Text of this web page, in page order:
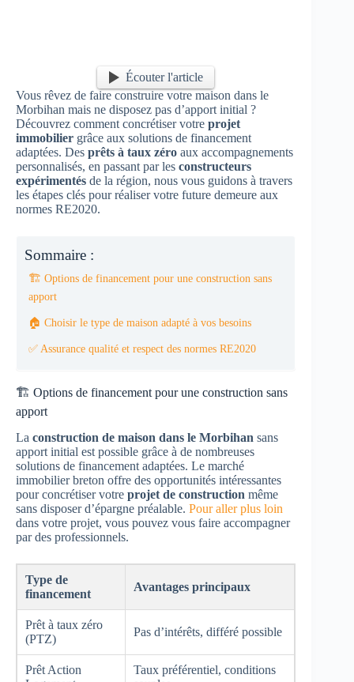
Écouter l'article
Vous rêvez de faire construire votre maison dans le
Morbihan mais ne disposez pas d’apport initial ?
Découvrez comment concrétiser votre projet
immobilier grâce aux solutions de financement
adaptées. Des prêts à taux zéro aux accompagnements
personnalisés, en passant par les constructeurs
expérimentés de la région, nous vous guidons à travers
les étapes clés pour réaliser votre future demeure aux
normes RE2020.
Sommaire :
🏗️ Options de financement pour une construction sans
apport
🏠 Choisir le type de maison adapté à vos besoins
✅ Assurance qualité et respect des normes RE2020
🏗️ Options de financement pour une construction sans
apport
La construction de maison dans le Morbihan sans
apport initial est possible grâce à de nombreuses
solutions de financement adaptées. Le marché
immobilier breton offre des opportunités intéressantes
pour concrétiser votre projet de construction même
sans disposer d’épargne préalable. Pour aller plus loin
dans votre projet, vous pouvez vous faire accompagner
par des professionnels.
Type de
financement
Avantages principaux
Prêt à taux zéro
(PTZ)
Pas d’intérêts, différé possible
Prêt Action
Taux préférentiel, conditions